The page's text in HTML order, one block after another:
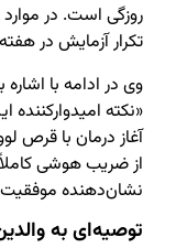
روزگی است. در
تکرار آزمایش در
وی در ادامه با
«نکته
از ضریب هوشی
نشان‌دهنده
توصیه‌ای به